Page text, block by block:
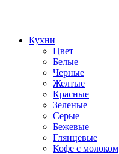
Кухни
Цвет
Белые
Черные
Желтые
Красные
Зеленые
Серые
Бежевые
Глянцевые
Кофе с молоком